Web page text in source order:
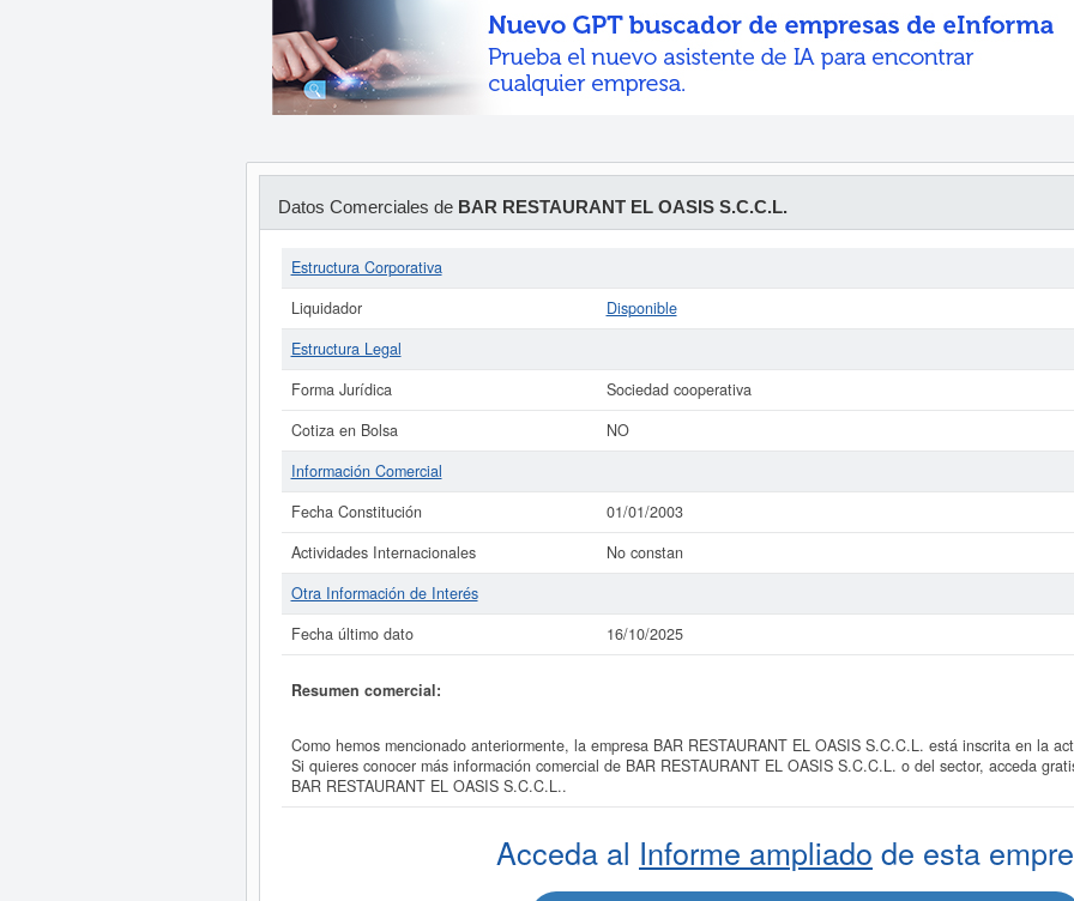
Datos Comerciales de BAR RESTAURANT EL OASIS S.C.C.L.
Estructura Corporativa
Liquidador
Disponible
Estructura Legal
Forma Jurídica
Sociedad cooperativa
Cotiza en Bolsa
NO
Información Comercial
Fecha Constitución
01/01/2003
Actividades Internacionales
No constan
Otra Información de Interés
Fecha último dato
16/10/2025
Resumen comercial:
Como hemos mencionado anteriormente, la empresa BAR RESTAURANT EL OASIS S.C.C.L. está inscrita en la
Si quieres conocer más información comercial de BAR RESTAURANT EL OASIS S.C.C.L. o del sector, acceda
BAR RESTAURANT EL OASIS S.C.C.L..
Acceda al Informe ampliado de esta